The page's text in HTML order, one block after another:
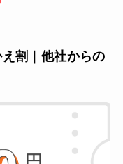
割｜他社からの